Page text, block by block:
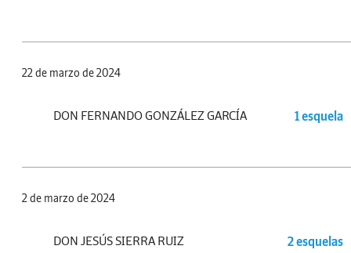
22 de marzo de 2024
DON FERNANDO GONZÁLEZ GARCÍA 1 esquela
2 de marzo de 2024
DON JESÚS SIERRA RUIZ 2 esquelas